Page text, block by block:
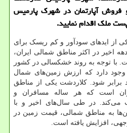
فروش آپارتمان در شهرک پارمیس
ملک اقدام نمایید.
از اید‌های سودآور و کم ریسک برای
اخیر در اکثر مناطق شمالی ایران،
با توجه به روند خشکسالی در کشور
دارد که ارزش زمین‌های شمال
برابر شود. کلاردشت یکی از مناطق
است که هر ساله مسافران و
می‌کند. در طی سال‌های اخیر و با
به مناطق شمالی، قیمت زمین در
افزایش یافته است.